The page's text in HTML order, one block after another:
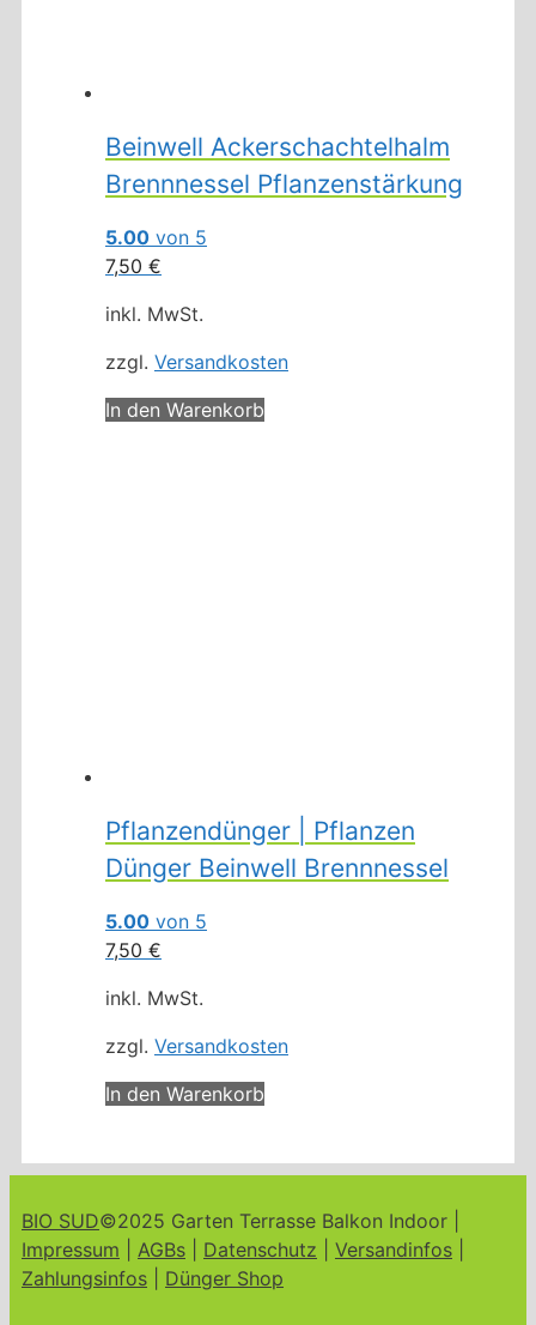
Beinwell Ackerschachtelhalm
Brennnessel Pflanzenstärkung
5.00 von 5
7,50 €
inkl. MwSt.
zzgl. Versandkosten
In den Warenkorb
Pflanzendünger | Pflanzen
Dünger Beinwell Brennnessel
5.00 von 5
7,50 €
inkl. MwSt.
zzgl. Versandkosten
In den Warenkorb
BIO SUD©2025 Garten Terrasse Balkon Indoor |
Impressum
AGBs Datenschutz Versandinfos
Zahlungsinfos
Dünger Shop